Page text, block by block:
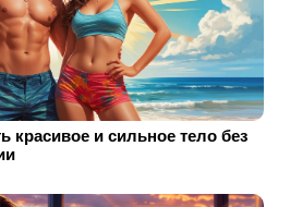
красивое и сильное тело без